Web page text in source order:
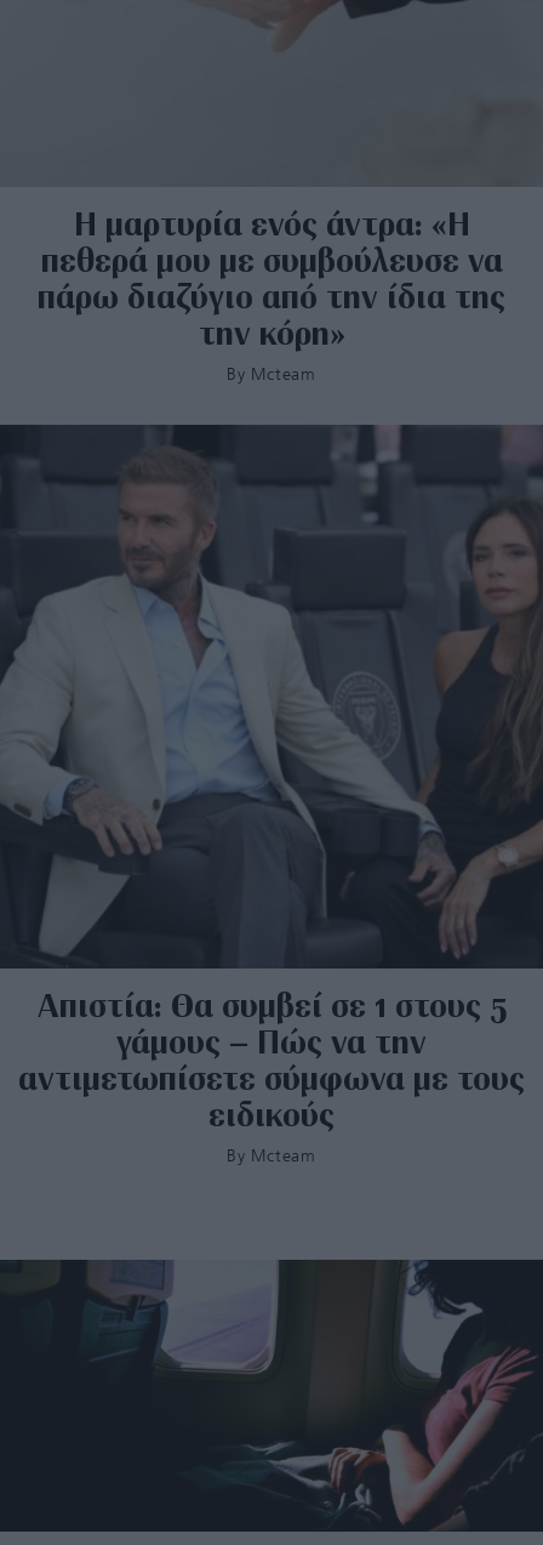
Η μαρτυρία ενός άντρα: «Η
πεθερά μου με συμβούλευσε να
πάρω διαζύγιο από την ίδια της
την κόρη»
By Mcteam
Απιστία: Θα συμβεί σε 1 στους 5
γάμους – Πώς να την
αντιμετωπίσετε σύμφωνα με τους
ειδικούς
By Mcteam